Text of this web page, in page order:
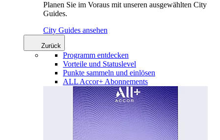
Planen Sie im Voraus mit unseren ausgewählten City
Guides.
City Guides ansehen
Zurück
Programm entdecken
Vorteile und Statuslevel
Punkte sammeln und einlösen
ALL Accor+ Abonnements